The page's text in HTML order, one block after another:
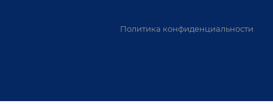
Политика конфиденциальности